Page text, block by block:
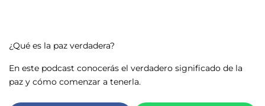
¿Qué es la paz verdadera?
En este podcast conocerás el verdadero significado de la
paz y cómo comenzar a tenerla.